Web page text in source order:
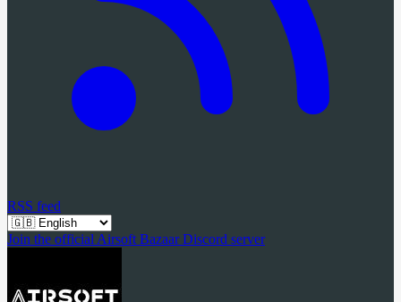
RSS feed
Join the official Airsoft Bazaar Discord server